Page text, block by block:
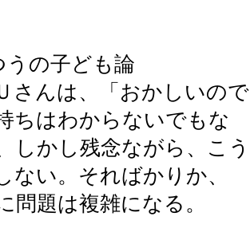
うの子ども論
さんは、「おかしいの
ちはわからないでもな
しかし残念ながら、こ
ない。そればかりか、
問題は複雑になる。